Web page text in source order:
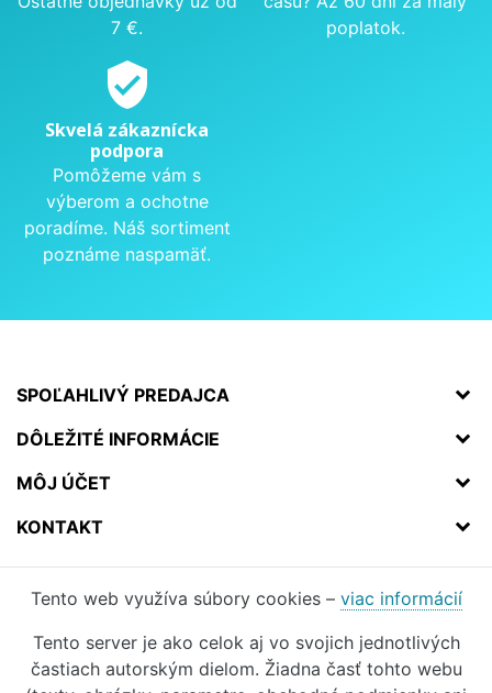
7 €.
poplatok.
verified_user
Skvelá zákaznícka
podpora
Pomôžeme vám s
výberom a ochotne
poradíme. Náš sortiment
poznáme naspamäť.
SPOĽAHLIVÝ PREDAJCA
DÔLEŽITÉ INFORMÁCIE
MÔJ ÚČET
KONTAKT
Tento web využíva súbory cookies – viac informácií
Tento server je ako celok aj vo svojich jednotlivých
častiach autorským dielom. Žiadna časť tohto webu